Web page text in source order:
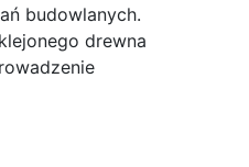
budowlanych.
drewna